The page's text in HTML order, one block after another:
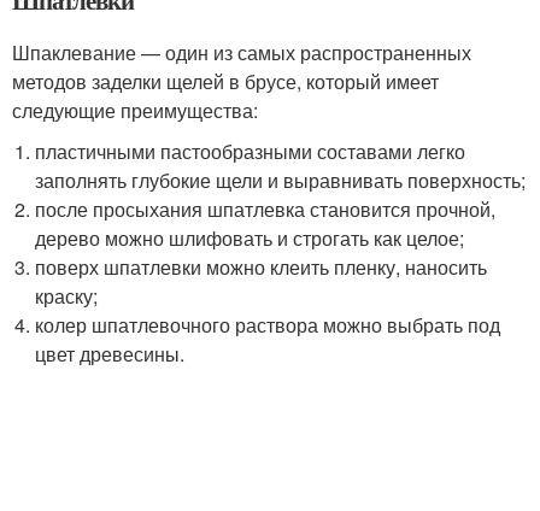
Шпаклевание — один из самых распространенных
методов заделки щелей в брусе, который имеет
следующие преимущества:
пластичными пастообразными составами легко
заполнять глубокие щели и выравнивать поверхность;
после просыхания шпатлевка становится прочной,
дерево можно шлифовать и строгать как целое;
поверх шпатлевки можно клеить пленку, наносить
краску;
колер шпатлевочного раствора можно выбрать под
цвет древесины.